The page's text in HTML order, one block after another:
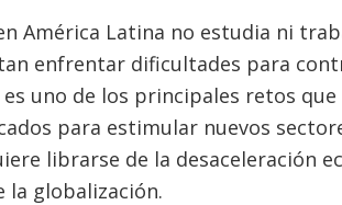
América Latina no estudia ni
enfrentar dificultades para
uno de los principales retos
para estimular nuevos
librarse de la desaceleración
la globalización.